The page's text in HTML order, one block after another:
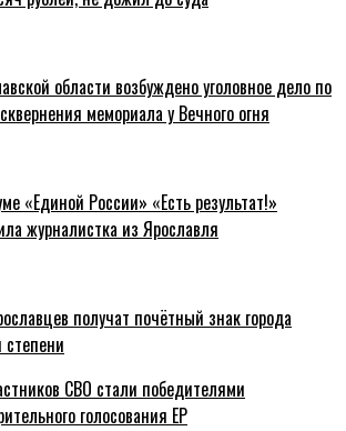
области возбуждено уголовное дело по
мемориала у Вечного огня
«Единой России» «Есть результат!»
журналистка из Ярославля
получат почётный знак города
степени
СВО стали победителями
голосования ЕР